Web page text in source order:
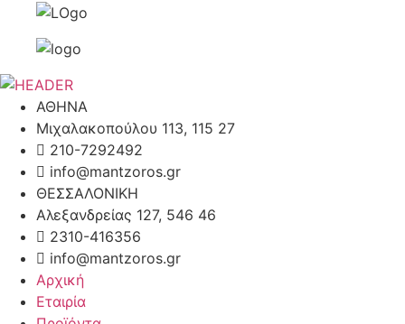
ΑΘΗΝΑ
Μιχαλακοπούλου 113, 115 27
210-7292492
info@mantzoros.gr
ΘΕΣΣΑΛΟΝΙΚΗ
Αλεξανδρείας 127, 546 46
2310-416356
info@mantzoros.gr
Αρχική
Εταιρία